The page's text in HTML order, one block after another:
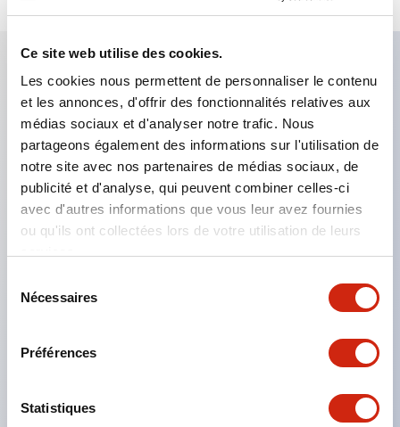
Ce site web utilise des cookies.
Les cookies nous permettent de personnaliser le contenu
et les annonces, d'offrir des fonctionnalités relatives aux
médias sociaux et d'analyser notre trafic. Nous
partageons également des informations sur l'utilisation de
notre site avec nos partenaires de médias sociaux, de
publicité et d'analyse, qui peuvent combiner celles-ci
avec d'autres informations que vous leur avez fournies
ou qu'ils ont collectées lors de votre utilisation de leurs
Nécessaires
Préférences
Statistiques
Caractéristiques clés
Applicable dans les atmosphères potentiellement
explosives
Classé Classe I, Zone 1
Homologations mondiales (UL, ATEX, CE)
Interrupteurs sélecteurs disponibles avec levier ou
Bornes à vis sécurisées contre les contacts